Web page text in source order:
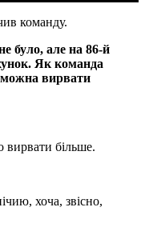
команду.
було, але на 86-й
Як команда
можна вирвати
більше.
хоча, звісно,